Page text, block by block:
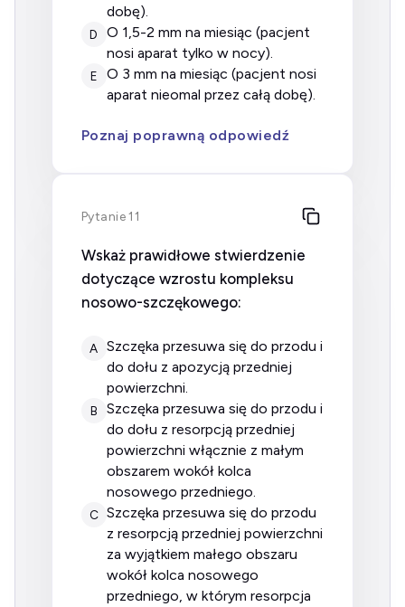
dobę).
D
o 1,5-2 mm na miesiąc (pacjent
nosi aparat tylko w nocy).
E
o 3 mm na miesiąc (pacjent nosi
aparat nieomal przez całą dobę).
Poznaj poprawną odpowiedź
Pytanie 11
Wskaż prawidłowe stwierdzenie
dotyczące wzrostu kompleksu
nosowo-szczękowego:
A
szczęka przesuwa się do przodu i
do dołu z apozycją przedniej
powierzchni.
B
szczęka przesuwa się do przodu i
do dołu z resorpcją przedniej
powierzchni włącznie z małym
obszarem wokół kolca
nosowego przedniego.
C szczęka przesuwa się do przodu
z resorpcją przedniej powierzchni
za wyjątkiem małego obszaru
wokół kolca nosowego
przedniego, w którym resorpcja